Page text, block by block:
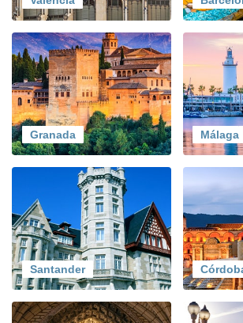
Granada Málaga
Santander